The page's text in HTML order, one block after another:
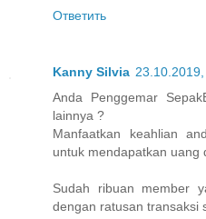
Ответить
Kanny Silvia
Anda Penggemar
lainnya ?
Manfaatkan keahlian
untuk mendapatkan uang
Sudah ribuan member
dengan ratusan transaksi